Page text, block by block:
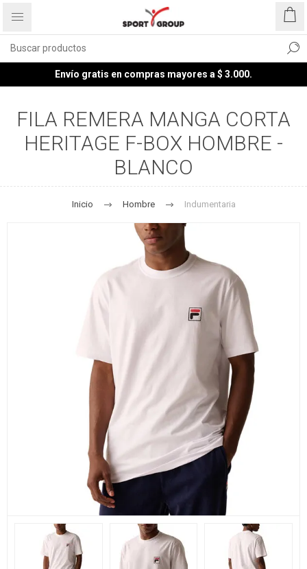
Envío gratis en compras mayores a $ 3.000.
FILA REMERA MANGA CORTA
HERITAGE F-BOX HOMBRE -
BLANCO
Inicio Hombre Indumentaria